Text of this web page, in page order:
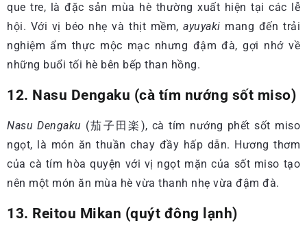
que tre, là đặc sản mùa hè thường xuất hiện tại các lễ
hội. Với vị béo nhẹ và thịt mềm,ayuyaki mang đến trải
nghiệm ẩm thực mộc mạc nhưng đậm đà, gợi nhớ về
những buổi tối hè bên bếp than hồng.
12. Nasu Dengaku (cà tím nướng sốt miso)
Nasu Dengaku (茄子田楽), cà tím nướng phết sốt miso
ngọt, là món ăn thuần chay đầy hấp dẫn. Hương thơm
của cà tím hòa quyện với vị ngọt mặn của sốt miso tạo
nên một món ăn mùa hè vừa thanh nhẹ vừa đậm đà.
13. Reitou Mikan (quýt đông lạnh)